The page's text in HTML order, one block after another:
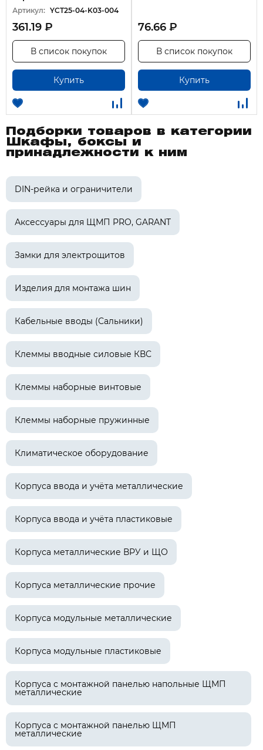
Артикул: YCT25-04-K03-004
361.19 ₽
Купить
В список покупок
76.66 ₽
Купить
В список покупок
Подборки товаров в категории
Шкафы, боксы и
принадлежности к ним
DIN-рейка и ограничители
Аксессуары для ЩМП PRO, GARANT
Замки для электрощитов
Изделия для монтажа шин
Кабельные вводы (Сальники)
Клеммы вводные силовые КВС
Клеммы наборные винтовые
Клеммы наборные пружинные
Климатическое оборудование
Корпуса ввода и учёта металлические
Корпуса ввода и учёта пластиковые
Корпуса металлические ВРУ и ЩО
Корпуса металлические прочие
Корпуса модульные металлические
Корпуса модульные пластиковые
Корпуса с монтажной панелью напольные ЩМП
металлические
Корпуса с монтажной панелью ЩМП
металлические